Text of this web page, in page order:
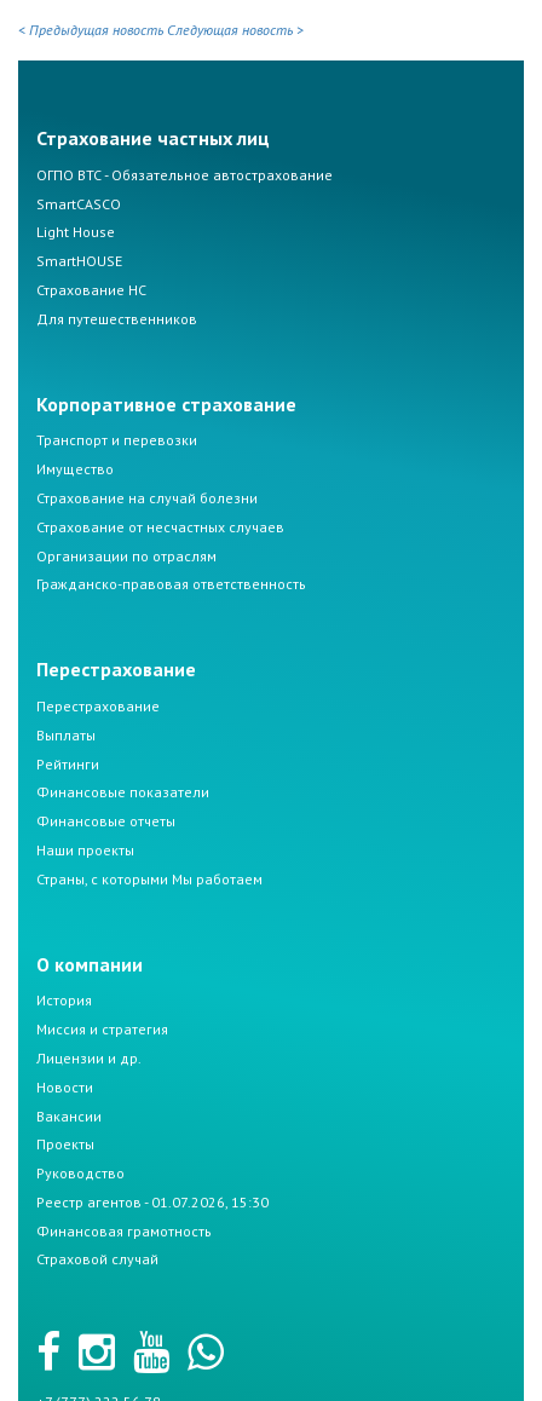
< Предыдущая новость Следующая новость >
Страхование частных лиц
ОГПО ВТС - Обязательное автострахование
SmartCASCO
Light House
SmartHOUSE
Страхование НС
Для путешественников
Корпоративное страхование
Транспорт и перевозки
Имущество
Страхование на случай болезни
Страхование от несчастных случаев
Организации по отраслям
Гражданско-правовая ответственность
Перестрахование
Перестрахование
Выплаты
Рейтинги
Финансовые показатели
Финансовые отчеты
Наши проекты
Страны, с которыми Мы работаем
О компании
История
Миссия и стратегия
Лицензии и др.
Новости
Вакансии
Проекты
Руководство
Реестр агентов - 01.07.2026, 15:30
Финансовая грамотность
Страховой случай